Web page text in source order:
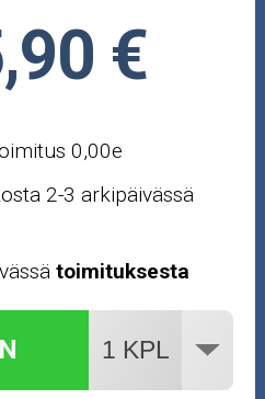
€
0,00e
2-3 arkipäivässä
toimituksesta